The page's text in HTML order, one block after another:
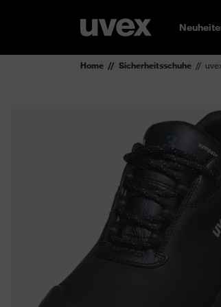
Home Sicherheitsschuhe